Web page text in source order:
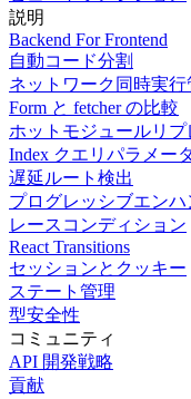
説明
Backend For Frontend
自動コード分割
ネットワーク同時実行
Form と fetcher の比較
ホットモジュールリプ
Index クエリパラメー
遅延ルート検出
プログレッシブエンハ
レースコンディション
React Transitions
セッションとクッキー
ステート管理
型安全性
コミュニティ
API 開発戦略
貢献